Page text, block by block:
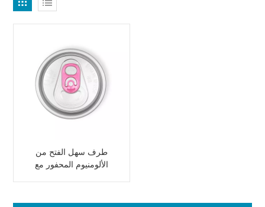
طرف سهل الفتح من
الألومنيوم المحفور مع